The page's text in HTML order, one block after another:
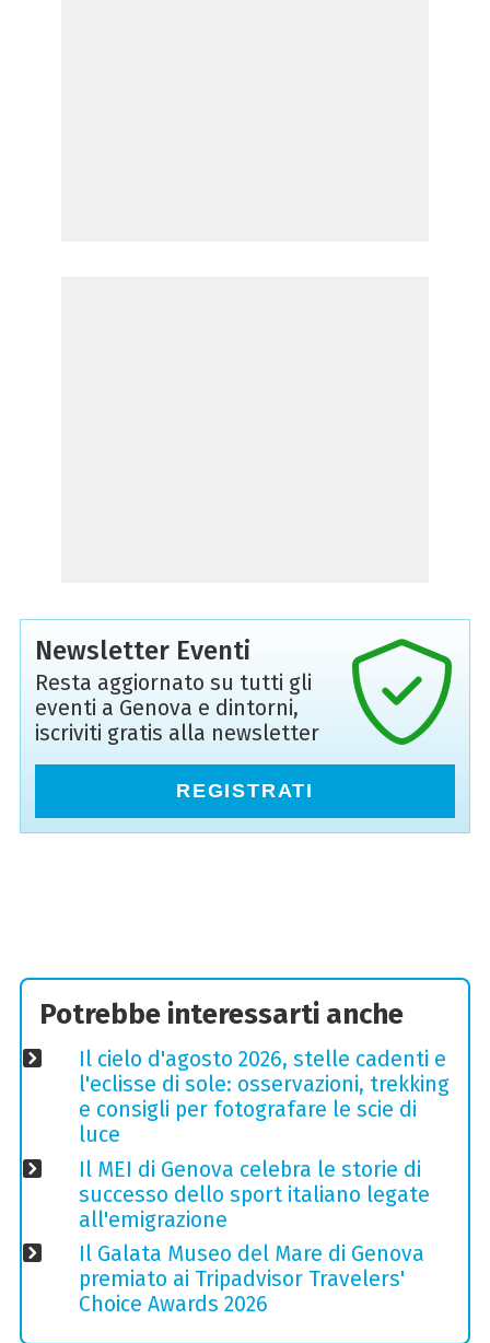
Newsletter Eventi
Resta aggiornato su tutti gli
eventi a Genova e dintorni,
iscriviti gratis alla newsletter
REGISTRATI
Potrebbe interessarti anche
Il cielo d'agosto 2026, stelle cadenti e
l'eclisse di sole: osservazioni, trekking
e consigli per fotografare le scie di
luce
Il MEI di Genova celebra le storie di
successo dello sport italiano legate
all'emigrazione
Il Galata Museo del Mare di Genova
premiato ai Tripadvisor Travelers'
Choice Awards 2026